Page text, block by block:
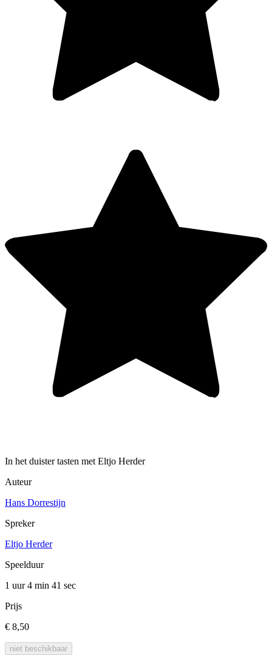
In het duister tasten met Eltjo Herder
Auteur
Hans Dorrestijn
Spreker
Eltjo Herder
Speelduur
1 uur 4 min 41 sec
Prijs
€ 8,50
niet beschikbaar